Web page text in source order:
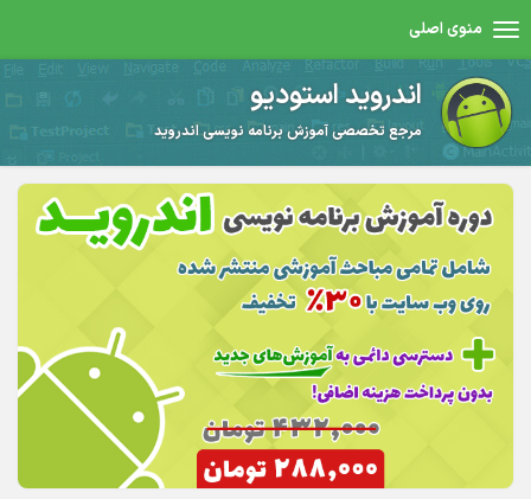
منوی اصلی
اندروید استودیو
مرجع تخصصی آموزش برنامه نویسی اندروید